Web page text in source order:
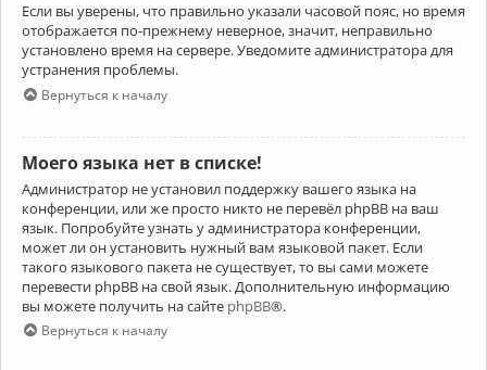
Если вы уверены, что правильно указали часовой пояс, но время
отображается по-прежнему неверное, значит, неправильно
установлено время на сервере. Уведомите администратора для
устранения проблемы.
Вернуться к началу
Моего языка нет в списке!
Администратор не установил поддержку вашего языка на
конференции, или же просто никто не перевёл phpBB на ваш
язык. Попробуйте узнать у администратора конференции,
может ли он установить нужный вам языковой пакет. Если
такого языкового пакета не существует, то вы сами можете
перевести phpBB на свой язык. Дополнительную информацию
вы можете получить на сайте phpBB®.
Вернуться к началу